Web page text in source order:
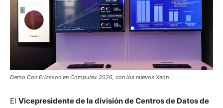
Demo Con Ericsson en Computex 2026, con los nuevos Xeon.
El Vicepresidente de la división de Centros de Datos de